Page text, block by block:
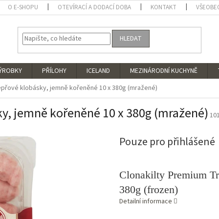
O E-SHOPU OTEVÍRACÍ A DODACÍ DOBA KONTAKT
HLEDAT
PŘÍLOHY ICELAND MEZINÁRODNÍ KUCHYNĚ
klobásky, jemně kořeněné 10 x 380g (mražené)
jemně kořeněné 10 x 380g (mražené)
Pouze pro přihlášené
Clonakilty Premium
380g (frozen)
Detailní informace